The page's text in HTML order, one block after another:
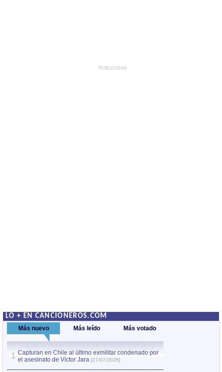
PUBLICIDAD
LO + EN CANCIONEROS.COM
Más nuevo Más leído Más votado
1 Capturan en Chile al último exmilitar condenado por
el asesinato de Víctor Jara [27/07/2026]